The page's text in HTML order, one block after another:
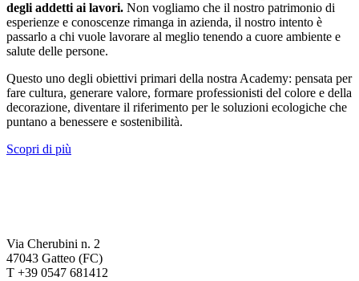
degli addetti ai lavori. Non vogliamo che il nostro patrimonio di
esperienze e conoscenze rimanga in azienda, il nostro intento è
passarlo a chi vuole lavorare al meglio tenendo a cuore ambiente e
salute delle persone.
Questo uno degli obiettivi primari della nostra Academy: pensata per
fare cultura, generare valore, formare professionisti del colore e della
decorazione, diventare il riferimento per le soluzioni ecologiche che
puntano a benessere e sostenibilità.
Scopri di più
Via Cherubini n. 2
47043 Gatteo (FC)
T +39 0547 681412